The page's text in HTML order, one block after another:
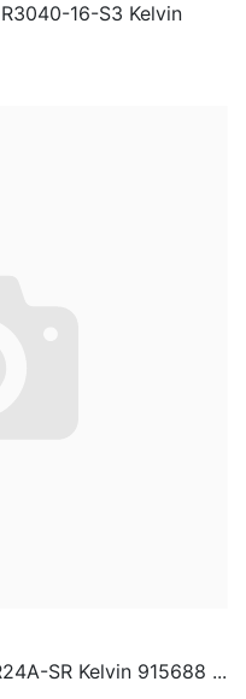
16-S3 Kelvin
SR Kelvin 915688 ...